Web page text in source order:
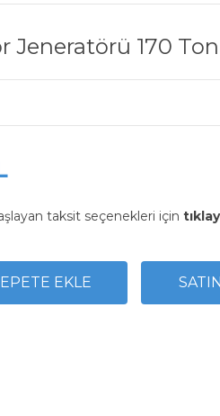
Jeneratörü 170
taksit seçenekleri için